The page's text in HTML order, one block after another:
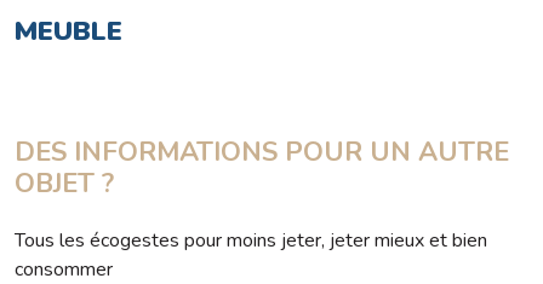
MEUBLE
DES INFORMATIONS POUR UN AUTRE
OBJET ?
Tous les écogestes pour moins jeter, jeter mieux et bien
consommer